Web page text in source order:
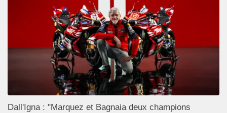
Dall'Igna : "Marquez et Bagnaia deux champions